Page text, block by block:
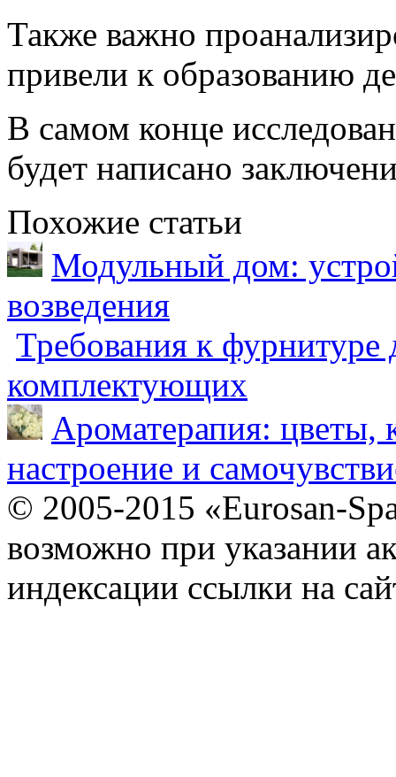
Также важно
привели к образованию
В самом конце
будет написано
Похожие статьи
Модульный дом:
возведения
Требования к фурнитуре
комплектующих
Ароматерапия: цветы,
настроение и
© 2005-2015 «Eurosan-
возможно при указании
индексации ссылки на